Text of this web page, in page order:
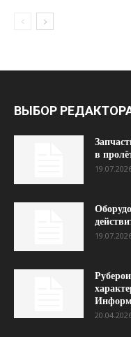
ВЫБОР
в